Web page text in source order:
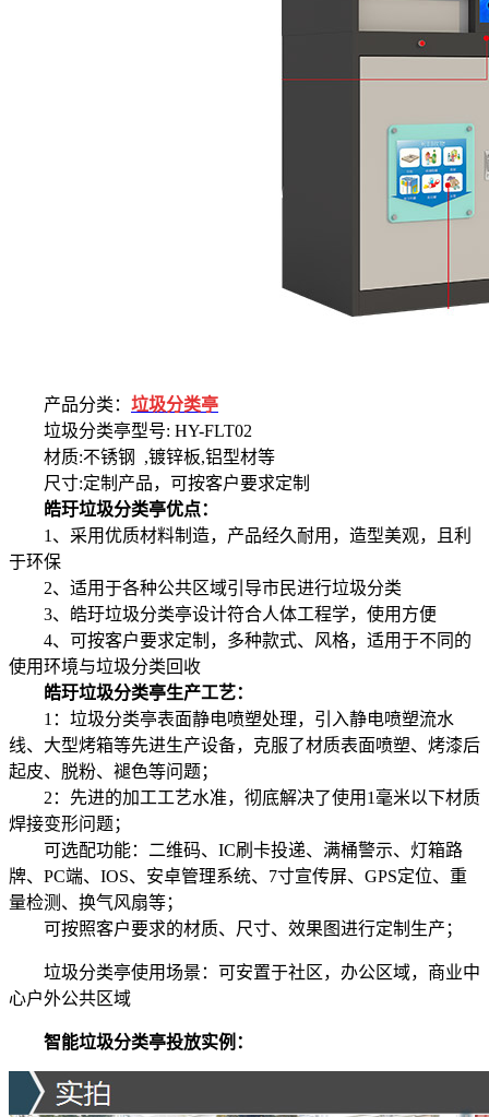
产品分类： 垃圾分类亭
垃圾分类亭型号: HY-FLT02
材质:不锈钢 ,镀锌板,铝型材等
尺寸:定制产品，可按客户要求定制
皓玗垃圾分类亭优点：
1、采用优质材料制造，产品经久耐用，造型美观，且利
于环保
2、适用于各种公共区域引导市民进行垃圾分类
3、皓玗垃圾分类亭设计符合人体工程学，使用方便
4、可按客户要求定制，多种款式、风格，适用于不同的
使用环境与垃圾分类回收
皓玗垃圾分类亭生产工艺：
1：垃圾分类亭表面静电喷塑处理，引入静电喷塑流水
线、大型烤箱等先进生产设备，克服了材质表面喷塑、烤漆后
起皮、脱粉、褪色等问题；
2：先进的加工工艺水准，彻底解决了使用1毫米以下材质
焊接变形问题；
可选配功能：二维码、IC刷卡投递、满桶警示、灯箱路
牌、PC端、IOS、安卓管理系统、7寸宣传屏、GPS定位、重
量检测、换气风扇等；
可按照客户要求的材质、尺寸、效果图进行定制生产；
垃圾分类亭使用场景：可安置于社区，办公区域，商业中
心户外公共区域
智能垃圾分类亭投放实例：